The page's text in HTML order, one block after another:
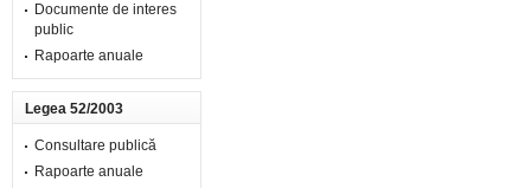
Documente de interes
public
Rapoarte anuale
Legea 52/2003
Consultare publică
Rapoarte anuale